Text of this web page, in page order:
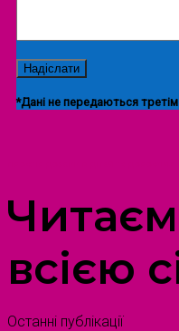
*Дані не передаються
всією
Останні публікації